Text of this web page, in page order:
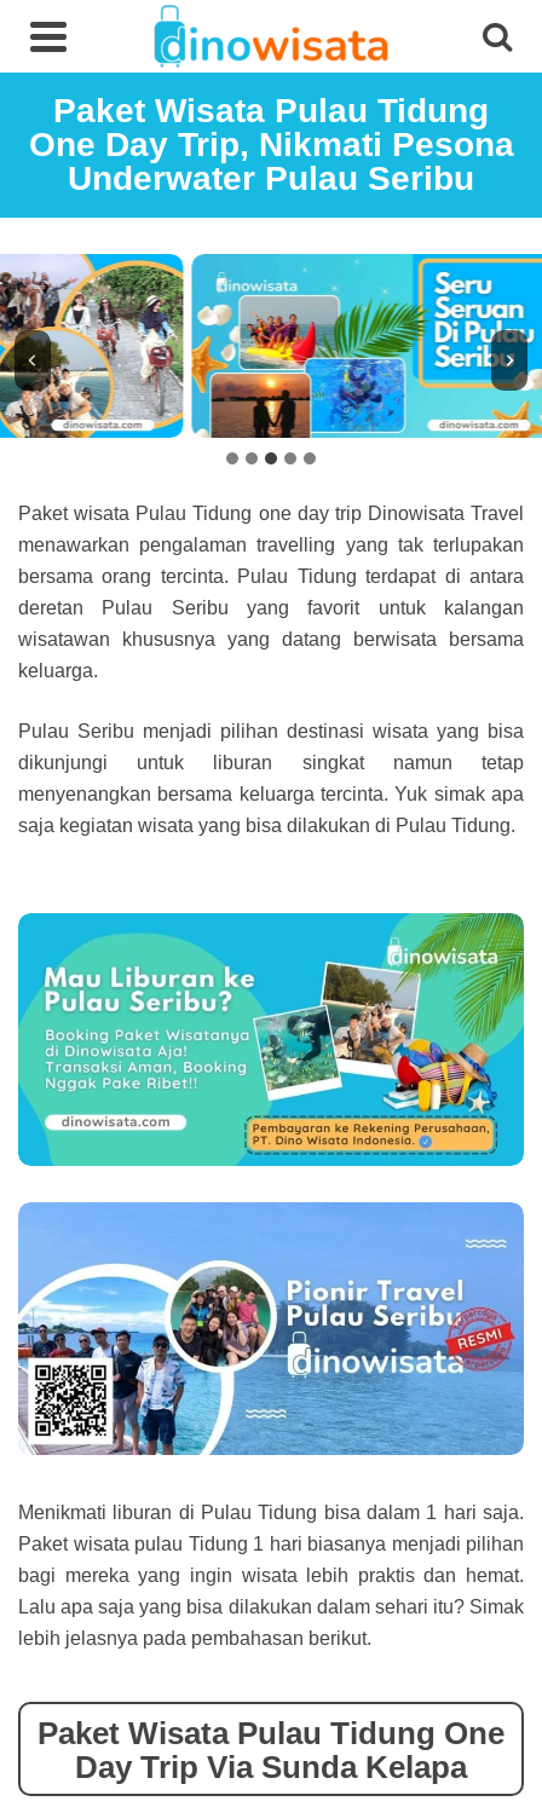
Paket Wisata Pulau Tidung
One Day Trip, Nikmati Pesona
Underwater Pulau Seribu
Paket wisata Pulau Tidung one day trip Dinowisata Travel
menawarkan pengalaman travelling yang tak terlupakan
bersama orang tercinta. Pulau Tidung terdapat di antara
deretan Pulau Seribu yang favorit untuk kalangan
wisatawan khususnya yang datang berwisata bersama
keluarga.
Pulau Seribu menjadi pilihan destinasi wisata yang bisa
dikunjungi untuk liburan singkat namun tetap
menyenangkan bersama keluarga tercinta. Yuk simak apa
saja kegiatan wisata yang bisa dilakukan di Pulau Tidung.
Menikmati liburan di Pulau Tidung bisa dalam 1 hari saja.
Paket wisata pulau Tidung 1 hari biasanya menjadi pilihan
bagi mereka yang ingin wisata lebih praktis dan hemat.
Lalu apa saja yang bisa dilakukan dalam sehari itu? Simak
lebih jelasnya pada pembahasan berikut.
Paket Wisata Pulau Tidung One
Day Trip Via Sunda Kelapa